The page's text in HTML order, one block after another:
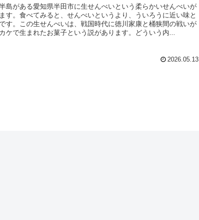
島がある愛知県半田市に生せんべいという柔らかいせんべいが
す。食べてみると、せんべいというより、ういろうに近い味と
す。この生せんべいは、戦国時代に徳川家康と桶狭間の戦いが
ケで生まれたお菓子という説があります。どういう内...
2026.05.13